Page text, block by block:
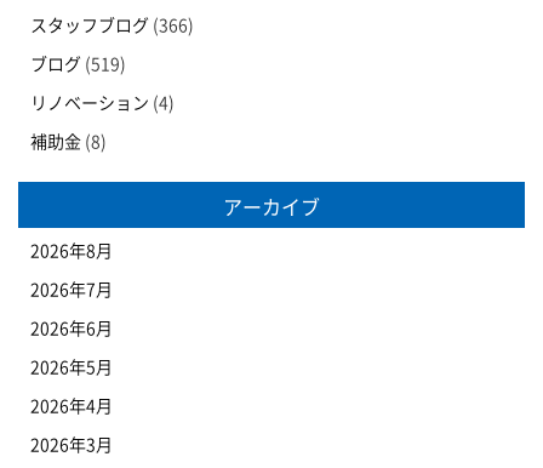
スタッフブログ (366)
ブログ (519)
リノベーション (4)
補助金 (8)
アーカイブ
2026年8月
2026年7月
2026年6月
2026年5月
2026年4月
2026年3月